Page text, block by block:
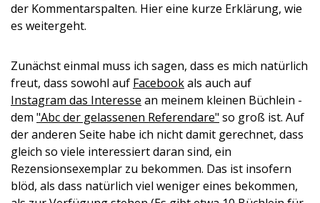
der Kommentarspalten. Hier eine kurze Erklärung, wie
es weitergeht.
Zunächst einmal muss ich sagen, dass es mich natürlich
freut, dass sowohl auf Facebookals auch auf
Instagram das Interesse an meinem kleinen Büchlein -
dem "Abc der gelassenen Referendare" so groß ist. Auf
der anderen Seite habe ich nicht damit gerechnet, dass
gleich so viele interessiert daran sind, ein
Rezensionsexemplar zu bekommen. Das ist insofern
blöd, als dass natürlich viel weniger eines bekommen,